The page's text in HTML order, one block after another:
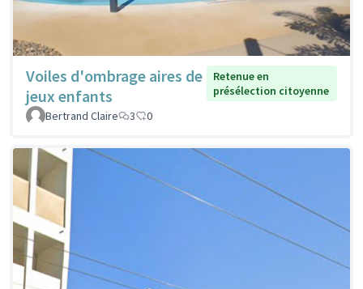
Voiles d'ombrage aires de
jeux enfants
Retenue en
présélection citoyenne
Bertrand Claire
3 0